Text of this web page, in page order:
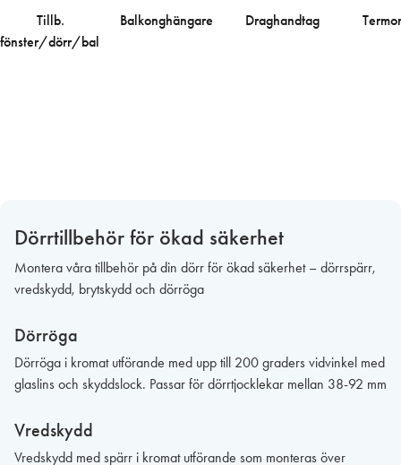
Tillb.
fönster/dörr/balkong
Balkonghängare Draghandtag
Dörrtillbehör för ökad säkerhet
Montera våra tillbehör på din dörr för ökad säkerhet – dörrspärr,
vredskydd, brytskydd och dörröga
Dörröga
Dörröga i kromat utförande med upp till 200 graders vidvinkel med
glaslins och skyddslock. Passar för dörrtjocklekar mellan 38-92 mm
Vredskydd
Vredskydd med spärr i kromat utförande som monteras över